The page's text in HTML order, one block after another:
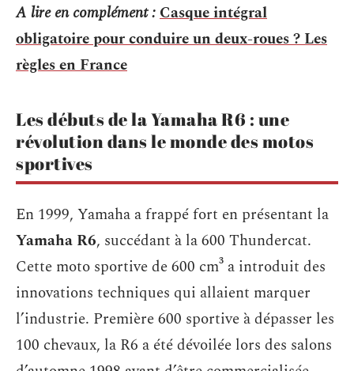
A lire en complément :Casque intégral
obligatoire pour conduire un deux-roues ? Les
règles en France
Les débuts de la Yamaha R6 : une
révolution dans le monde des motos
sportives
En 1999, Yamaha a frappé fort en présentant la
Yamaha R6, succédant à la 600 Thundercat.
Cette moto sportive de 600 cm³ a introduit des
innovations techniques qui allaient marquer
l’industrie. Première 600 sportive à dépasser les
100 chevaux, la R6 a été dévoilée lors des salons